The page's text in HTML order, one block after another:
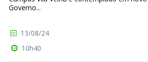
Governo...
13/08/24
10h40